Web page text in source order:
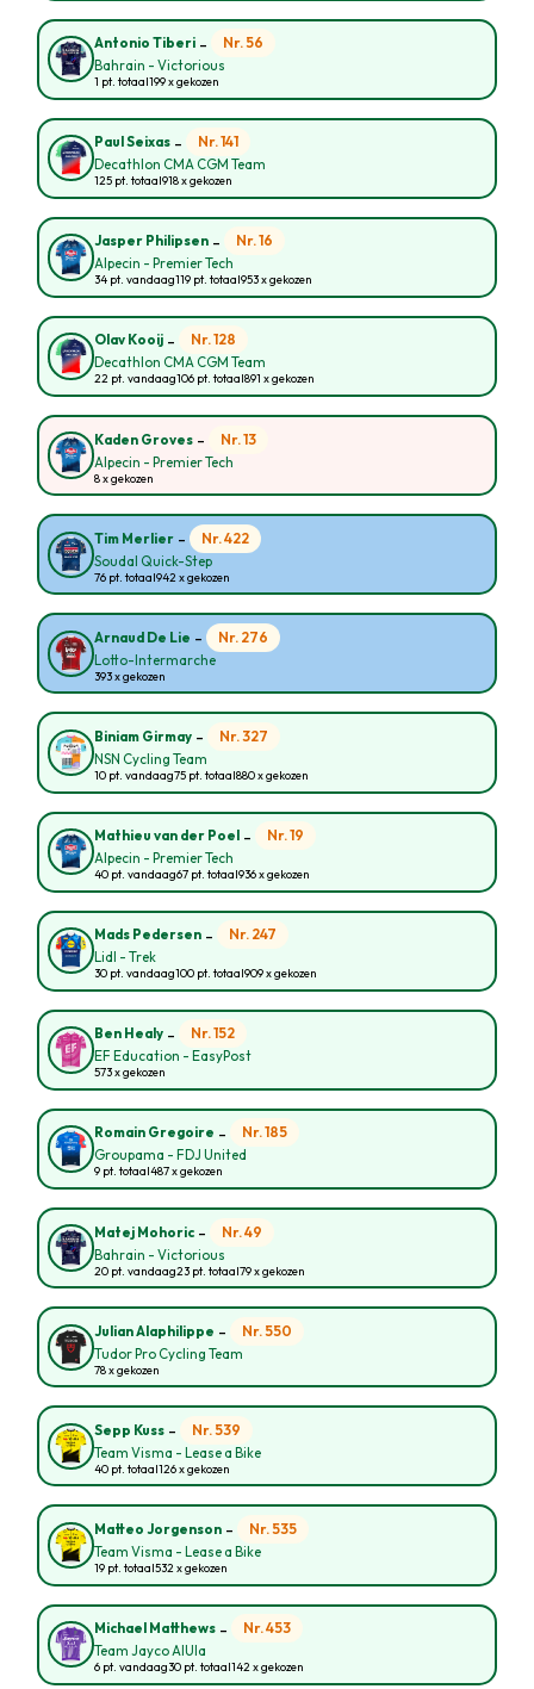
Antonio Tiberi - Nr. 56
Bahrain - Victorious
1 pt. totaal199 x gekozen
Paul Seixas - Nr. 141
Decathlon CMA CGM Team
125 pt. totaal918 x gekozen
Jasper Philipsen - Nr. 16
Alpecin - Premier Tech
34 pt. vandaag119 pt. totaal953 x gekozen
Olav Kooij - Nr. 128
Decathlon CMA CGM Team
22 pt. vandaag106 pt. totaal891 x gekozen
Kaden Groves - Nr. 13
Alpecin - Premier Tech
8 x gekozen
Tim Merlier - Nr. 422
Soudal Quick-Step
76 pt. totaal942 x gekozen
Arnaud De Lie - Nr. 276
Lotto-Intermarche
393 x gekozen
Biniam Girmay - Nr. 327
NSN Cycling Team
10 pt. vandaag75 pt. totaal880 x gekozen
Mathieu van der Poel - Nr. 19
Alpecin - Premier Tech
40 pt. vandaag67 pt. totaal936 x gekozen
Mads Pedersen - Nr. 247
Lidl - Trek
30 pt. vandaag100 pt. totaal909 x gekozen
Ben Healy - Nr. 152
EF Education - EasyPost
573 x gekozen
Romain Gregoire - Nr. 185
Groupama - FDJ United
9 pt. totaal487 x gekozen
Matej Mohoric - Nr. 49
Bahrain - Victorious
20 pt. vandaag23 pt. totaal79 x gekozen
Julian Alaphilippe - Nr. 550
Tudor Pro Cycling Team
78 x gekozen
Sepp Kuss - Nr. 539
Team Visma - Lease a Bike
40 pt. totaal126 x gekozen
Matteo Jorgenson - Nr. 535
Team Visma - Lease a Bike
19 pt. totaal532 x gekozen
Michael Matthews - Nr. 453
Team Jayco AlUla
6 pt. vandaag30 pt. totaal142 x gekozen